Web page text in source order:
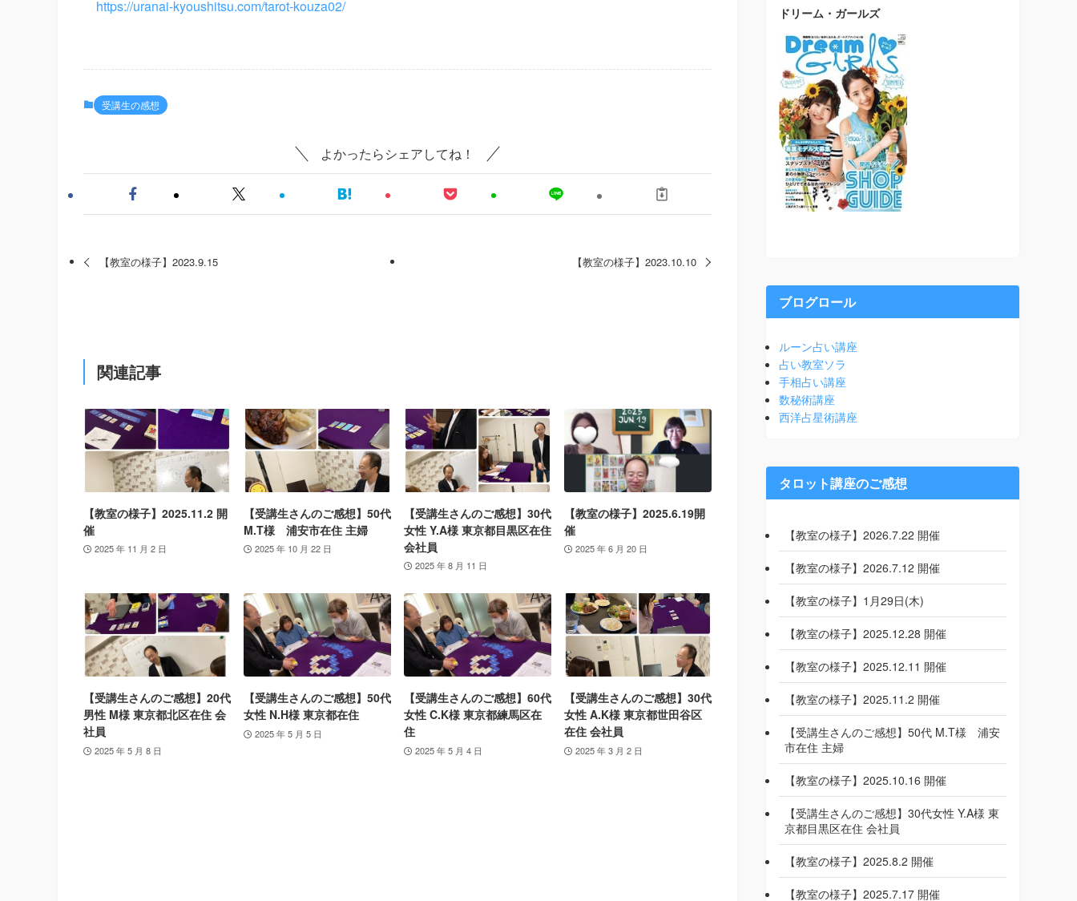
https://uranai-kyoushitsu.com/tarot-kouza02/
受講生の感想
よかったらシェアしてね！
【教室の様子】2023.9.15 【教室の様子】2023.10.10
関連記事
【教室の様子】2025.11.2 開
催
2025 年 11 月 2 日
【受講生さんのご感想】50代
M.T様 浦安市在住 主婦
2025 年 10 月 22 日
【受講生さんのご感想】30代
女性 Y.A様 東京都目黒区在住
会社員
2025 年 8 月 11 日
【教室の様子】2025.6.19開
催
2025 年 6 月 20 日
【受講生さんのご感想】20代
男性 M様 東京都北区在住 会
社員
2025 年 5 月 8 日
【受講生さんのご感想】50代
女性 N.H様 東京都在住
2025 年 5 月 5 日
【受講生さんのご感想】60代
女性 C.K様 東京都練馬区在
住
2025 年 5 月 4 日
【受講生さんのご感想】30代
女性 A.K様 東京都世田谷区
在住 会社員
2025 年 3 月 2 日
ドリーム・ガールズ
ブログロール
ルーン占い講座
占い教室ソラ
手相占い講座
数秘術講座
西洋占星術講座
タロット講座のご感想
【教室の様子】2026.7.22 開催
【教室の様子】2026.7.12 開催
【教室の様子】1月29日(木)
【教室の様子】2025.12.28 開催
【教室の様子】2025.12.11 開催
【教室の様子】2025.11.2 開催
【受講生さんのご感想】50代 M.T様 浦安
市在住 主婦
【教室の様子】2025.10.16 開催
【受講生さんのご感想】30代女性 Y.A様 東
京都目黒区在住 会社員
【教室の様子】2025.8.2 開催
【教室の様子】2025.7.17 開催